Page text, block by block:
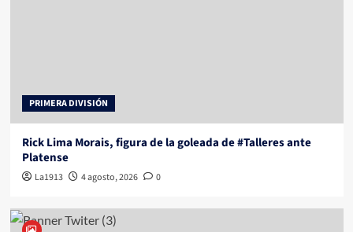
PRIMERA DIVISIÓN
Rick Lima Morais, figura de la goleada de #Talleres ante
Platense
La1913 4 agosto, 2026 0